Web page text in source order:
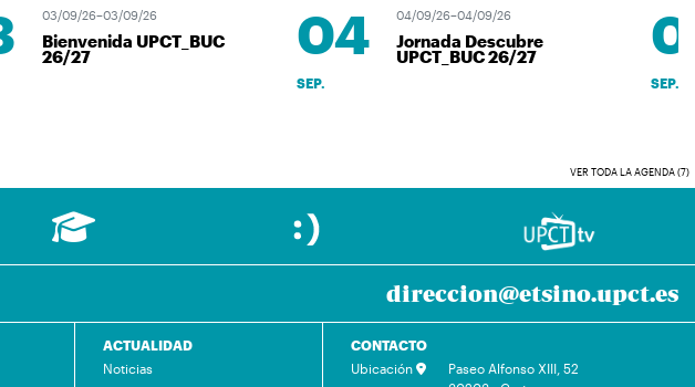
03/09/26–03/09/26
Bienvenida UPCT_BUC
26/27 04
SEP.
04/09/26–04/09/26
Jornada Descubre
UPCT_BUC 26/27
SEP.
VER TODA LA AGENDA (7)
direccion@etsino.upct.es
ACTUALIDAD
Noticias
CONTACTO
Ubicación
Paseo Alfonso XIII, 52